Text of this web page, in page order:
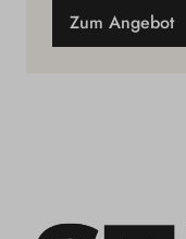
Zum Angebot